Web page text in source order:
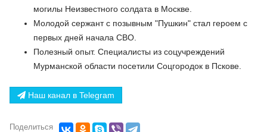
могилы Неизвестного солдата в Москве.
Молодой сержант с позывным "Пушкин" стал героем с
первых дней начала СВО.
Полезный опыт. Специалисты из соцучреждений
Мурманской области посетили Соцгородок в Пскове.
Наш канал в Telegram
Поделиться